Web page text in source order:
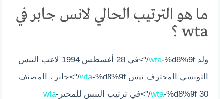
ما هو الترتيب الحالي لانس جابر في
wta ؟
ولد wta
-%d8%9f/">في 28 أغسطس 1994 لاعب التنس
التونسي المحترف نيس
wta-%d8%9f/">جابر ، المصنف
30
wta-%d8%9f/">في ترتيب التنس للمحتر wta-